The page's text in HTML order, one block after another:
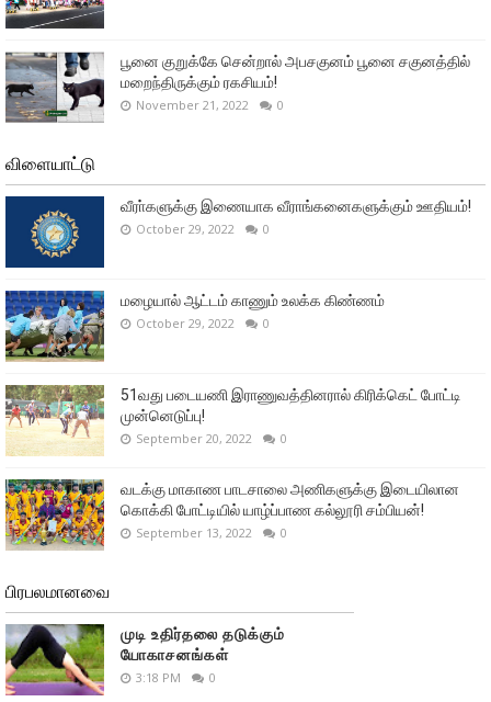
பூனை குறுக்கே சென்றால் அபசகுனம் பூனை சகுனத்தில்
மறைந்திருக்கும் ரகசியம்!
November 21, 2022 0
விளையாட்டு
வீரா்களுக்கு இணையாக வீராங்கனைகளுக்கும் ஊதியம்!
October 29, 2022 0
மழையால் ஆட்டம் காணும் உலக்க கிண்ணம்
October 29, 2022 0
51வது படையணி இராணுவத்தினரால் கிரிக்கெட் போட்டி
முன்னெடுப்பு!
September 20, 2022 0
வடக்கு மாகாண பாடசாலை அணிகளுக்கு இடையிலான
கொக்கி போட்டியில் யாழ்ப்பாண கல்லூரி சம்பியன்!
September 13, 2022 0
பிரபலமானவை
முடி உதிர்தலை தடுக்கும்
யோகாசனங்கள்
3:18 PM 0